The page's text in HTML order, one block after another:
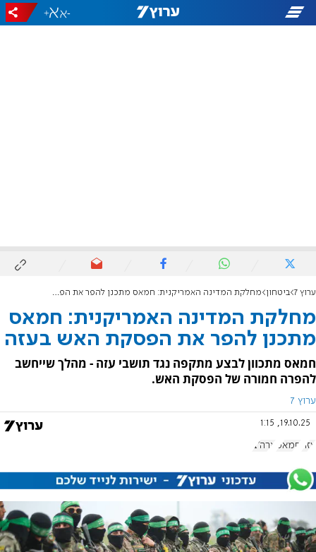
-
+
ערוץ 7 ביטחון מחלקת המדינה האמריקנית: חמאס מתכנן להפר את הפסקת האש בעזה
מחלקת המדינה האמריקנית: חמאס
מתכנן להפר את הפסקת האש בעזה
חמאס מתכוון לבצע מתקפה נגד תושבי עזה - מהלך שייחשב
להפרה חמורה של הפסקת האש.
ערוץ 7
19.10.25, 1:15
עזה חמאס ארה"ב